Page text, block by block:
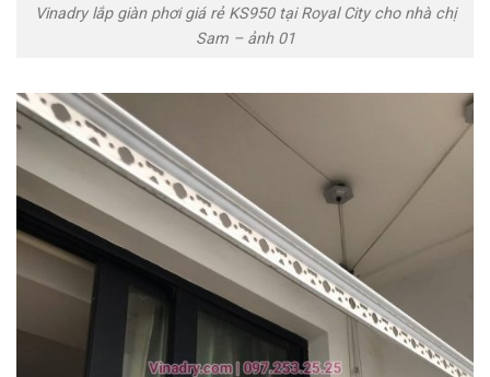
Vinadry lắp giàn phơi giá rẻ KS950 tại Royal City cho nhà chị
Sam – ảnh 01